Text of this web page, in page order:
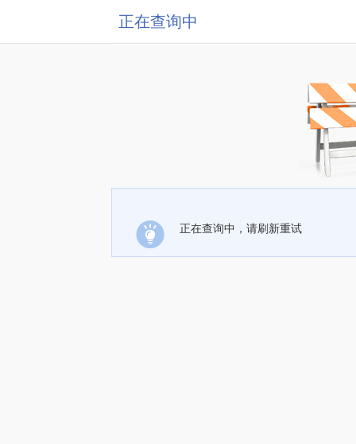
正在查询中
正在查询中，请刷新重试